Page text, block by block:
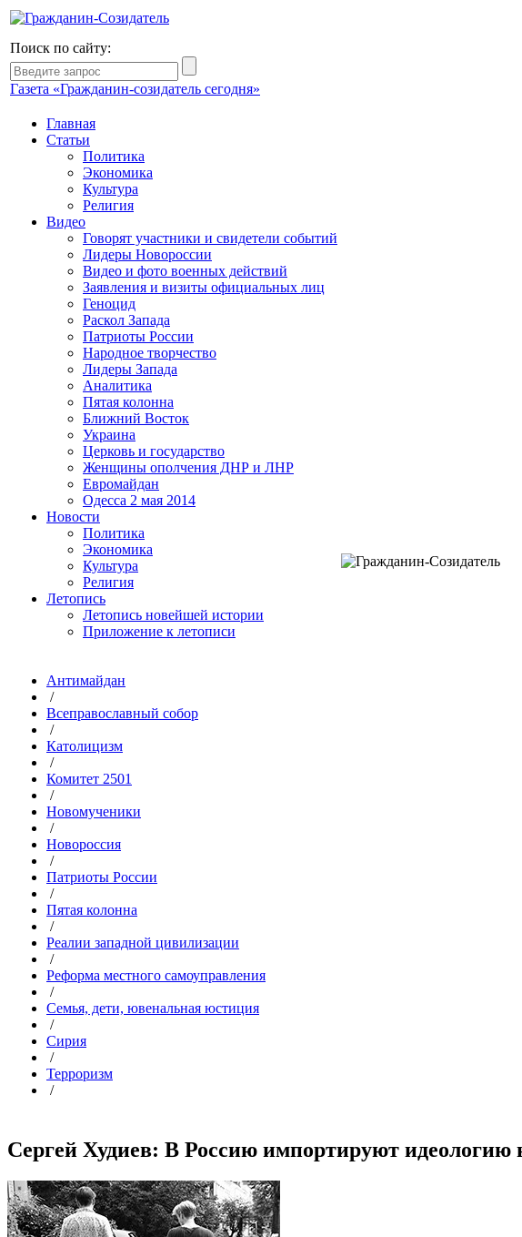
Поиск по сайту:
Газета «Гражданин-созидатель сегодня»
Главная
Статьи
Политика
Экономика
Культура
Религия
Видео
Говорят участники и свидетели событий
Лидеры Новороссии
Видео и фото военных действий
Заявления и визиты официальных лиц
Геноцид
Раскол Запада
Патриоты России
Народное творчество
Лидеры Запада
Аналитика
Пятая колонна
Ближний Восток
Украина
Церковь и государство
Женщины ополчения ДНР и ЛНР
Евромайдан
Одесса 2 мая 2014
Новости
Политика
Экономика
Культура
Религия
Летопись
Летопись новейшей истории
Приложение к летописи
Антимайдан
/
Всеправославный собор
/
Католицизм
/
Комитет 2501
/
Новомученики
/
Новороссия
/
Патриоты России
/
Пятая колонна
/
Реалии западной цивилизации
/
Реформа местного самоуправления
/
Семья, дети, ювенальная юстиция
/
Сирия
/
Терроризм
/
Сергей Худиев: В Россию импортируют идеологию